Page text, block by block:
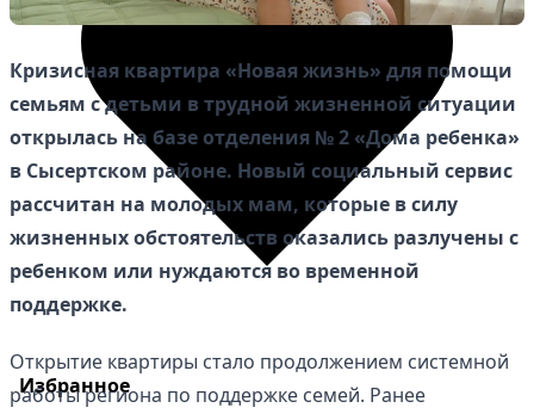
Избранное
Кризисная квартира «Новая жизнь» для помощи
семьям с детьми в трудной жизненной ситуации
открылась на базе отделения № 2 «Дома ребенка»
в Сысертском районе. Новый социальный сервис
рассчитан на молодых мам, которые в силу
жизненных обстоятельств оказались разлучены с
ребенком или нуждаются во временной
поддержке.
Открытие квартиры стало продолжением системной
работы региона по поддержке семей. Ранее